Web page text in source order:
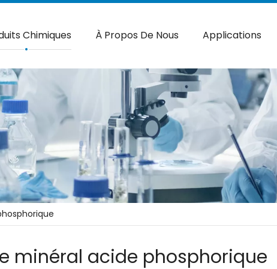
Chimiques À Propos De Nous Applications
minéral acide phosphorique